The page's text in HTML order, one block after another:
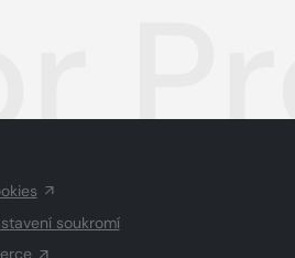
soukromí